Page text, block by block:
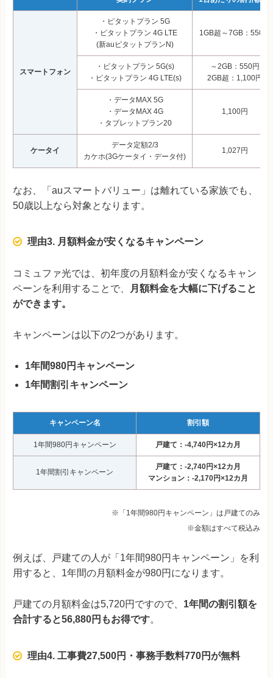
スマートフォン
・ピタットプラン 5G
・ピタットプラン 4G LTE
(新auピタットプランN)
1GB超～7GB：550円
・ピタットプラン 5G(s)
・ピタットプラン 4G LTE(s)
～2GB：550円
2GB超：1,100円
・データMAX 5G
・データMAX 4G
・タブレットプラン20
1,100円
ケータイ
データ定額2/3
カケホ(3Gケータイ・データ付)
1,027円
なお、「auスマートバリュー」は離れている家族でも、
50歳以上なら対象となります。
理由3. 月額料金が安くなるキャンペーン
コミュファ光では、初年度の月額料金が安くなるキャン
ペーンを利用することで、
月額料金を大幅に下げること
ができます。
キャンペーンは以下の2つがあります。
1年間980円キャンペーン
1年間割引キャンペーン
キャンペーン名 割引額
1年間980円キャンペーン 戸建て：-4,740円×12カ月
1年間割引キャンペーン
戸建て：-2,740円×12カ月
マンション：-2,170円×12カ月
※「1年間980円キャンペーン」は戸建てのみ
※金額はすべて税込み
例えば、戸建ての人が「1年間980円キャンペーン」を利
用すると、1年間の月額料金が980円になります。
戸建ての月額料金は5,720円ですので、 1年間の割引額を
合計すると56,880円もお得です。
理由4. 工事費27,500円・事務手数料770円が無料